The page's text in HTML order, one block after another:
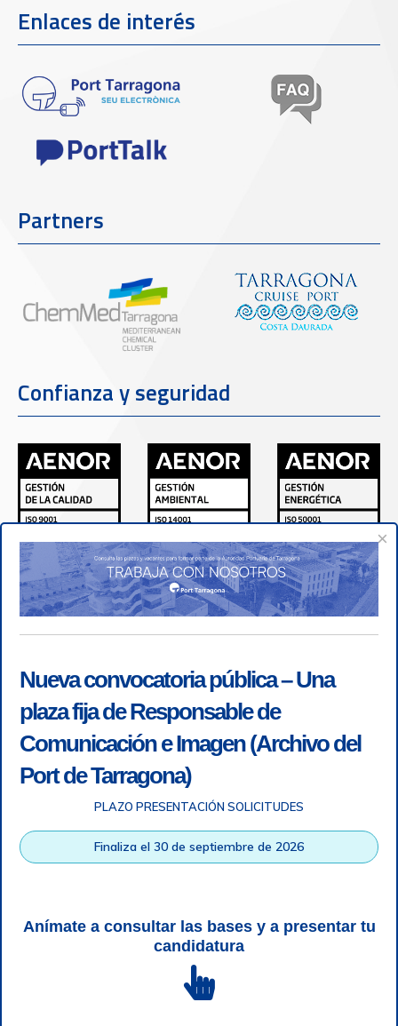
Enlaces de interés
Partners
Confianza y seguridad
grabación telefónica
| SGSI |
Login
Autoridad Portuaria de Tarragona © Todos los derechos
×
Nueva convocatoria pública – Una
plaza fija de Responsable de
Comunicación e Imagen (Archivo del
Port de Tarragona)
PLAZO PRESENTACIÓN SOLICITUDES
Finaliza el 30 de septiembre de 2026
Anímate a consultar las bases y a presentar tu
candidatura